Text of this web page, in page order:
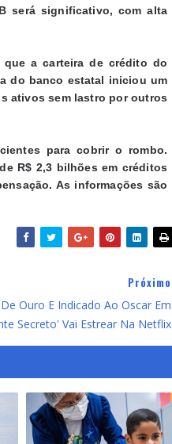
será significativo, com alta
a carteira de crédito do
do banco estatal iniciou um
ativos sem lastro por outros
para cobrir o rombo.
R$ 2,3 bilhões em créditos
As informações são
Próximo
Ouro E Indicado Ao Oscar Em
Secreto' Vai Estrear Na Netflix